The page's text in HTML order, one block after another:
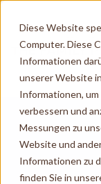
Diese Website
Computer. Diese
Informationen
unserer Website
Informationen,
verbessern und
Messungen zu
Website und
Informationen zu
finden Sie in